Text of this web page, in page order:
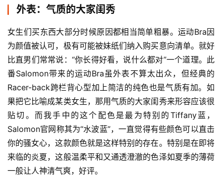
外表：气质的大家闺秀
女生们买东西大部分时候原因都相当简单粗暴。运动Bra因
为颜值被认可，极有可能被妹纸们纳入购买意向清单。就好
比直男们常常说：“你长得好看，说什么都对”一个道理。此
番Salomon带来的运动Bra虽外表不算太出众，但经典的
Racer-back跨栏背心型加上简洁的纯色也是气质有加。如
果把它比喻成某类女生，那用气质的大家闺秀来形容应该很
贴切。而我手中的这个配色是最为特别的Tiffany蓝，
Salomon官网称其为“水波蓝”，一直觉得有些颜色可以直击
你的骚女心，这款颜色就是这样特别的存在。特别是在即将
来临的炎夏，这般温柔平和又通透澄澈的色泽如夏季的薄荷
一般让人神清气爽，好评。